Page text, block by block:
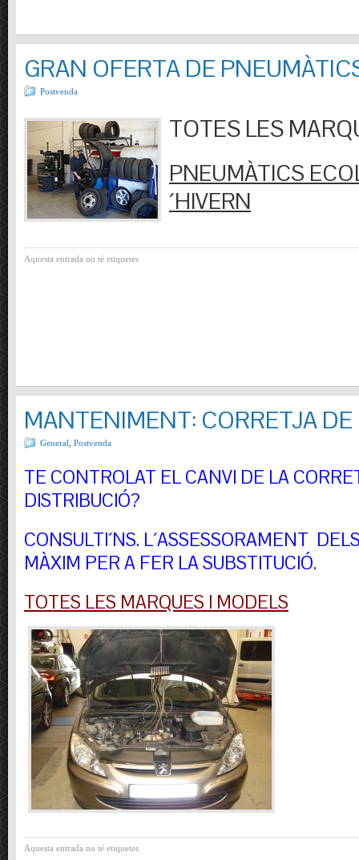
GRAN OFERTA DE
Postvenda
TOTES LES
PNEUMÀTICS
´HIVERN
Aquesta entrada no té etiquetes
MANTENIMENT: CORRETJA
General Postvenda
TE CONTROLAT EL CANVI DE LA
DISTRIBUCIÓ?
CONSULTI´NS. L´ASSESSORAMENT
MÀXIM PER A FER LA SUBSTITUCIÓ.
TOTES LES MARQUES I MODELS
Aquesta entrada no té etiquetes